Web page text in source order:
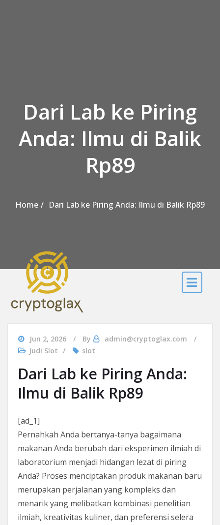
Dari Lab ke Piring
Anda: Ilmu di Balik
Rp89
Home Dari Lab ke Piring Anda: Ilmu di Balik Rp89
Jun 2, 2026 By
admin@cryptoglax.com
Judi Slot
slot
Dari Lab ke Piring Anda:
Ilmu di Balik Rp89
[ad_1]
Pernahkah Anda bertanya-tanya bagaimana
makanan Anda berubah dari eksperimen ilmiah di
laboratorium menjadi hidangan lezat di piring
Anda? Proses menciptakan produk makanan baru
merupakan perjalanan yang kompleks dan
menarik yang melibatkan kombinasi penelitian
ilmiah, kreativitas kuliner, dan preferensi selera